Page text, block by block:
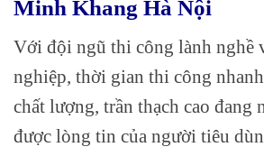
Minh Khang Hà Nội
Với đội ngũ thi công lành nghề
nghiệp, thời gian thi công
chất lượng, trần thạch cao đang
được lòng tin của người tiêu